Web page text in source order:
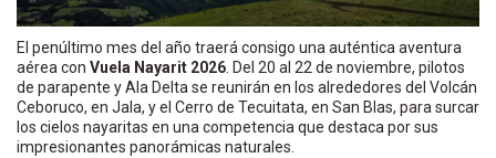
El penúltimo mes del año traerá consigo una auténtica aventura
aérea con Vuela Nayarit 2026. Del 20 al 22 de noviembre, pilotos
de parapente y Ala Delta se reunirán en los alrededores del Volcán
Ceboruco, en Jala, y el Cerro de Tecuitata, en San Blas, para surcar
los cielos nayaritas en una competencia que destaca por sus
impresionantes panorámicas naturales.